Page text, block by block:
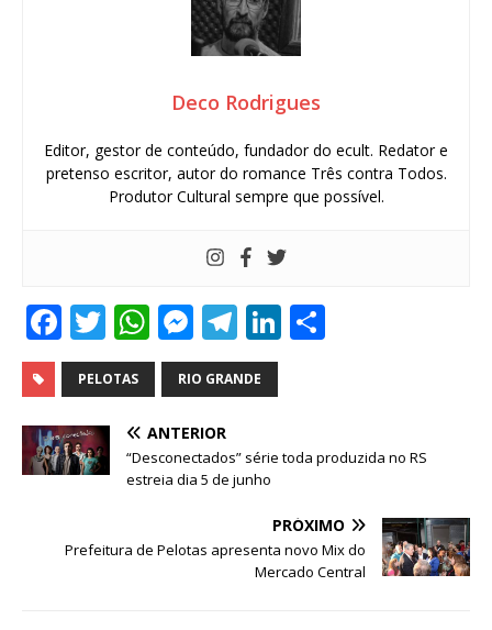
Deco Rodrigues
Editor, gestor de conteúdo, fundador do ecult. Redator e
pretenso escritor, autor do romance Três contra Todos.
Produtor Cultural sempre que possível.
F
a
c
e
b
o
k
T
w
it
te
r
W
h
at
s
A
p
p
M
e
ss
e
n
g
r
T
el
e
ra
m
Li
dI
PELOTAS RIO GRANDE
ANTERIOR
“Desconectados” série toda produzida no RS
estreia dia 5 de junho
PRÓXIMO
Prefeitura de Pelotas apresenta novo Mix do
Mercado Central